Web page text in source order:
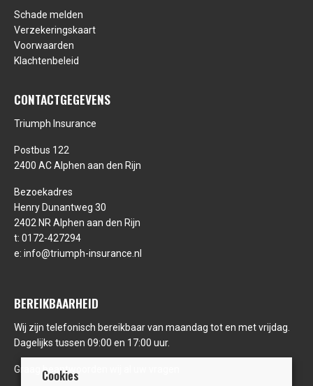
Schade melden
Verzekeringskaart
Voorwaarden
Klachtenbeleid
CONTACTGEGEVENS
Triumph Insurance
Postbus 122
2400 AC Alphen aan den Rijn
Bezoekadres
Henry Dunantweg 30
2402 NR Alphen aan den Rijn
t: 0172-427294
e: info@triumph-insurance.nl
BEREIKBAARHEID
Wij zijn telefonisch bereikbaar van maandag tot en met vrijdag.
Dagelijks tussen 09:00 en 17:00 uur.
Graag beantwoorden wij al uw vragen
Cookies